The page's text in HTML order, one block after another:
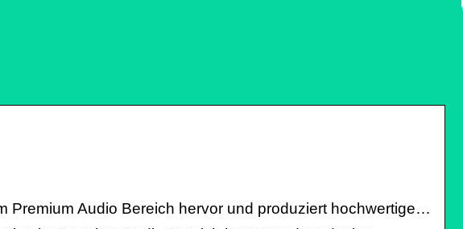
Premium Audio Bereich hervor und produziert hochwertige…